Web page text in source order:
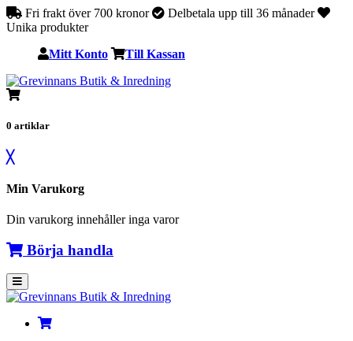
Fri frakt över 700 kronor
Delbetala upp till 36 månader
Unika produkter
Mitt Konto Till Kassan
0 artiklar
╳
Min Varukorg
Din varukorg innehåller inga varor
Börja handla